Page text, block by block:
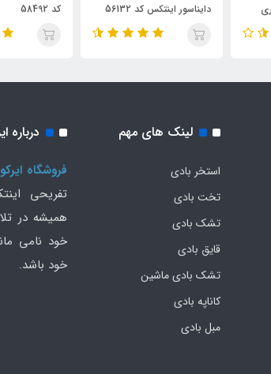
دایناسور اینتکس کد 56132
کد 58492
لینک های مهم
استخر بادی
تخت بادی
تشک بادی
قایق بادی
تشک بادی ماشین
کاناپه بادی
مبل بادی
درباره
فروشگاه
تفریحی
همیشه در
خود نامی
خود باشد.